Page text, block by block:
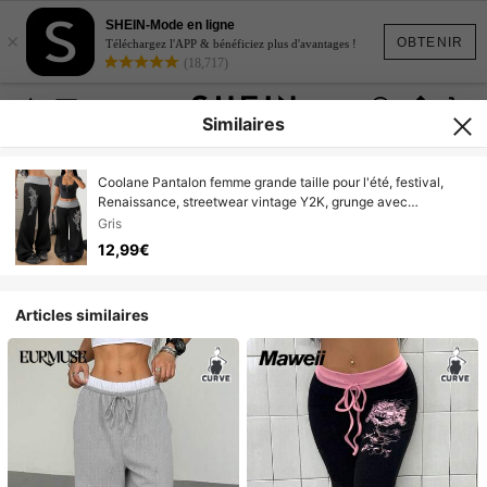
OBTENIR
×
SHEIN-Mode en ligne
Téléchargez l'APP & bénéficiez plus d'avantages !
(18,717)
Similaires
Coolane Pantalon femme grande taille pour l'été, festival,
Renaissance, streetwear vintage Y2K, grunge avec
graphiques. Pantalon droit noir à jambes larges, pantalon de
jogging ample, pantalon gothique, automne
Gris
12,99€
Articles similaires